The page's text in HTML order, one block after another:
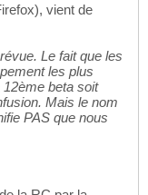
vient de
Le fait que les
les plus
beta soit
Mais le nom
PAS que nous